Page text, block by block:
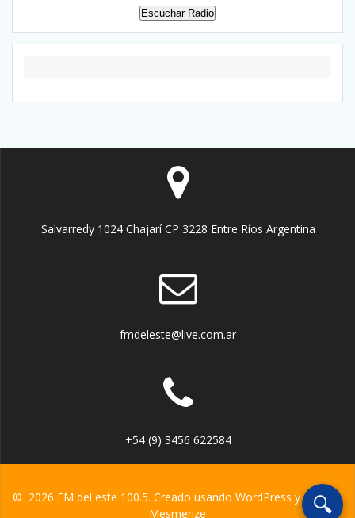
Escuchar Radio
Salvarredy 1024 Chajarí CP 3228 Entre Ríos Argentina
fmdeleste@live.com.ar
+54 (9) 3456 622584
© 2026 FM del este 100.5. Creado usando WordPress y eltema
Mesmerize
🔍